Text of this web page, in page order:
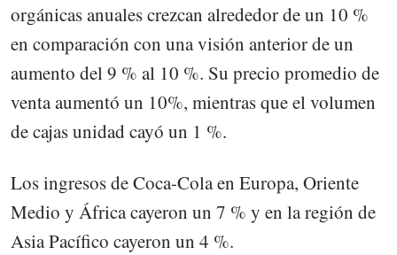
orgánicas anuales crezcan alrededor de un 10 %
en comparación con una visión anterior de un
aumento del 9 % al 10 %. Su precio promedio de
venta aumentó un 10%, mientras que el volumen
de cajas unidad cayó un 1 %.
Los ingresos de Coca-Cola en Europa, Oriente
Medio y África cayeron un 7 % y en la región de
Asia Pacífico cayeron un 4 %.